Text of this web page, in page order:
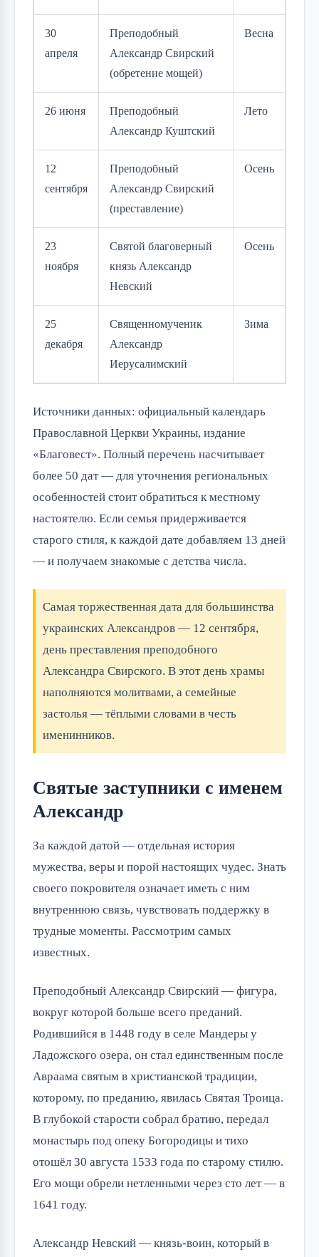
30
апреля
Преподобный
Александр Свирский
(обретение мощей)
Весна
26 июня
Преподобный
Александр Куштский
Лето
12
сентября
Преподобный
Александр Свирский
(преставление)
Осень
23
ноября
Святой благоверный
князь Александр
Невский
Осень
25
декабря
Священномученик
Александр
Иерусалимский
Зима
Источники данных: официальный календарь
Православной Церкви Украины, издание
«Благовест». Полный перечень насчитывает
более 50 дат — для уточнения региональных
особенностей стоит обратиться к местному
настоятелю. Если семья придерживается
старого стиля, к каждой дате добавляем 13 дней
— и получаем знакомые с детства числа.
Самая торжественная дата для большинства
украинских Александров — 12 сентября,
день преставления преподобного
Александра Свирского. В этот день храмы
наполняются молитвами, а семейные
застолья — тёплыми словами в честь
именинников.
Святые заступники с именем
Александр
За каждой датой — отдельная история
мужества, веры и порой настоящих чудес. Знать
своего покровителя означает иметь с ним
внутреннюю связь, чувствовать поддержку в
трудные моменты. Рассмотрим самых
известных.
Преподобный Александр Свирский — фигура,
вокруг которой больше всего преданий.
Родившийся в 1448 году в селе Мандеры у
Ладожского озера, он стал единственным после
Авраама святым в христианской традиции,
которому, по преданию, явилась Святая Троица.
В глубокой старости собрал братию, передал
монастырь под опеку Богородицы и тихо
отошёл 30 августа 1533 года по старому стилю.
Его мощи обрели нетленными через сто лет — в
1641 году.
Александр Невский — князь-воин, который в